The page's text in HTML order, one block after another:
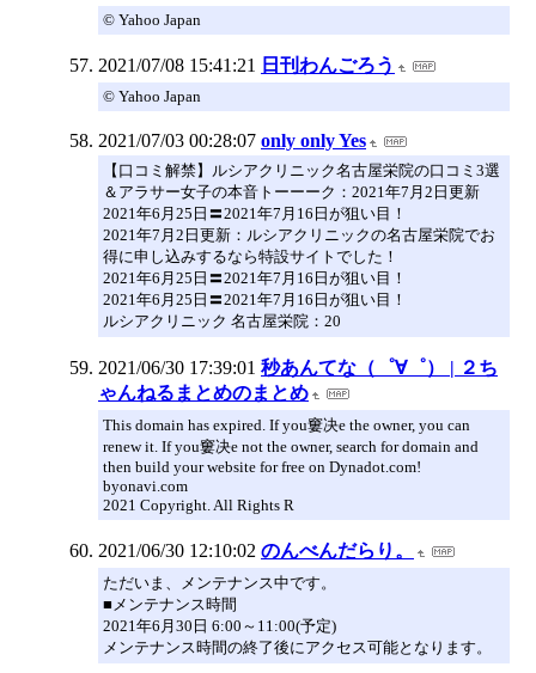
© Yahoo Japan
2021/07/08 15:41:21 日刊わんごろう
© Yahoo Japan
2021/07/03 00:28:07 only only Yes
【口コミ解禁】ルシアクリニック名古屋栄院の口コミ3選
＆アラサー女子の本音トーーーク：2021年7月2日更新
2021年6月25日〓2021年7月16日が狙い目！
2021年7月2日更新：ルシアクリニックの名古屋栄院でお
得に申し込みするなら特設サイトでした！
2021年6月25日〓2021年7月16日が狙い目！
2021年6月25日〓2021年7月16日が狙い目！
ルシアクリニック 名古屋栄院：20
2021/06/30 17:39:01 秒あんてな（゜∀゜） | ２ち
ゃんねるまとめのまとめ
This domain has expired. If you窶决e the owner, you can
renew it. If you窶决e not the owner, search for domain and
then build your website for free on Dynadot.com!
byonavi.com
2021 Copyright. All Rights R
2021/06/30 12:10:02 のんべんだらり。
ただいま、メンテナンス中です。
■メンテナンス時間
2021年6月30日 6:00～11:00(予定)
メンテナンス時間の終了後にアクセス可能となります。